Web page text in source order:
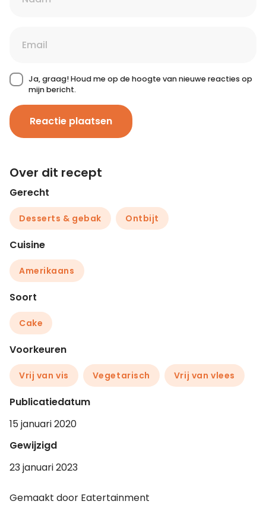
Ja, graag! Houd me op de hoogte van nieuwe reacties op
mijn bericht.
Reactie plaatsen
Over dit recept
Gerecht
Desserts & gebak Ontbijt
Cuisine
Amerikaans
Soort
Cake
Voorkeuren
Vrij van vis Vegetarisch Vrij van vlees
Publicatiedatum
15 januari 2020
Gewijzigd
23 januari 2023
Gemaakt door Eatertainment